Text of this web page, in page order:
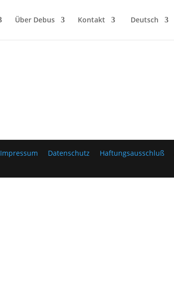
Über Debus Kontakt Deutsch
Impressum Datenschutz Haftungsausschluß